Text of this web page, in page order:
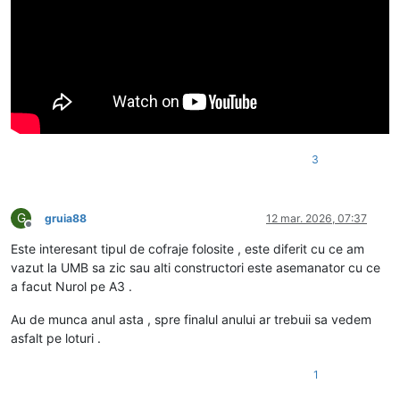
3
G
Deconectat
gruia88 12 mar. 2026, 07:37
Este interesant tipul de cofraje folosite , este diferit cu ce am
vazut la UMB sa zic sau alti constructori este asemanator cu ce
a facut Nurol pe A3 .
Au de munca anul asta , spre finalul anului ar trebuii sa vedem
asfalt pe loturi .
1